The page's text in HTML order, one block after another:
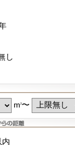
し
m2〜
内